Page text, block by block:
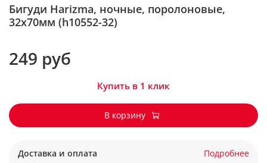
Бигуди Harizma, ночные, поролоновые,
32х70мм (h10552-32)
249 руб
Купить в 1 клик
В корзину
Доставка и оплата
Подробнее